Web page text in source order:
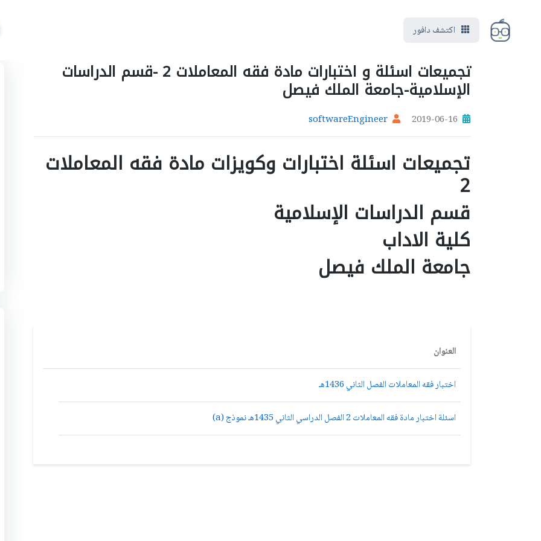
اكتشف دافور
تجميعات اسئلة و اختبارات مادة فقه المعاملات 2 -قسم الدراسات
الإسلامية-جامعة الملك فيصل
2019-06-16
softwareEngineer
تجميعات اسئلة اختبارات وكويزات مادة فقه المعاملات
2
قسم الدراسات الإسلامية
كلية الاداب
جامعة الملك فيصل
العنوان
اختبار فقه المعاملات الفصل الثاني 1436هـ
اسئلة اختبار مادة فقه المعاملات 2 الفصل الدراسي الثاني 1435هـ نموذج (a)